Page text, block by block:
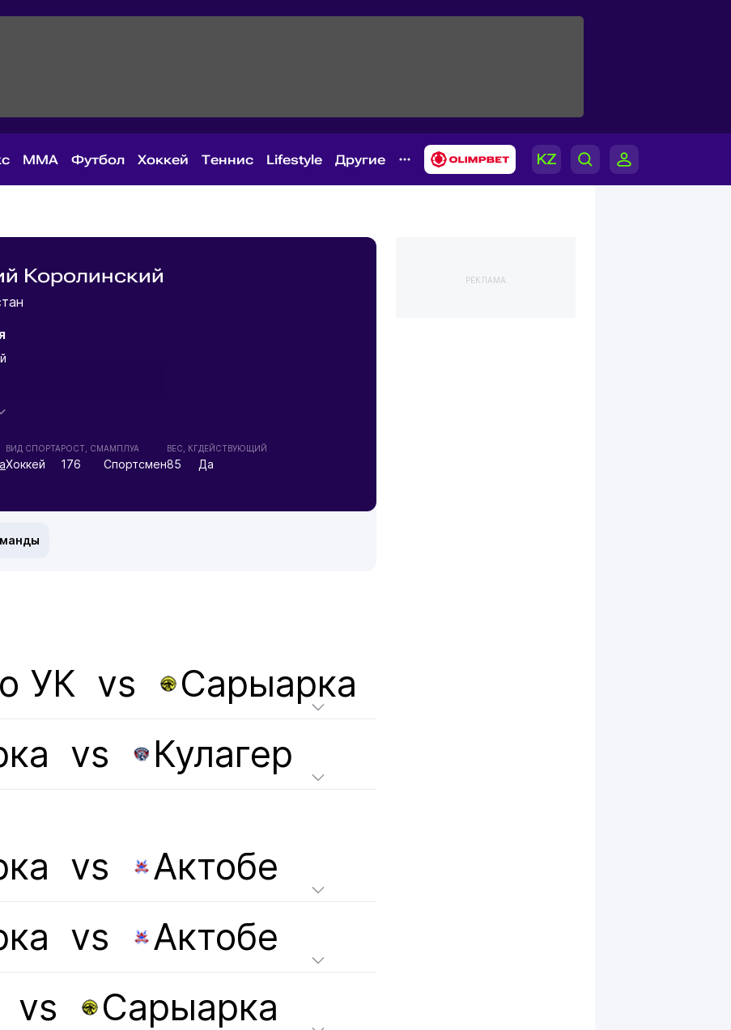
MMA Футбол Хоккей Теннис Lifestyle Другие
Королинский
ВИД СПОРТА
Хоккей
РОСТ, СМ
176
АМПЛУА
Спортсмен
ВЕС, КГ
85
ДЕЙСТВУЮЩИЙ
Да
УК vs
Сарыарка
vs Кулагер
vs
Актобе
vs
Актобе
vs
Сарыарка
РЕКЛАМА